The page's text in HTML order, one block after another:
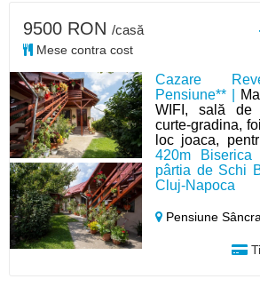
Cazare
Pensiune** |
WIFI, sală de
curte-gradina,
loc joaca,
420m Biserica
pârtia de Schi
Cluj-Napoca
Pensiune
9500 RON /casă
Mese contra cost